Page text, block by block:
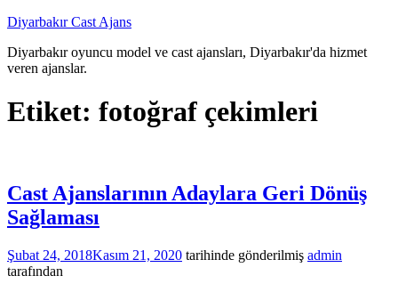
İçeriğe
Diyarbakır Cast Ajans
Diyarbakır oyuncu model ve cast ajansları, Diyarbakır'da hizmet
veren ajanslar.
Etiket: fotoğraf çekimleri
Cast Ajanslarının Adaylara Geri Dönüş
Sağlaması
Şubat 24, 2018Kasım 21, 2020 tarihinde gönderilmiş admin
tarafından